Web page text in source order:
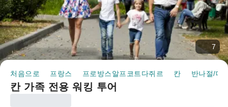
7
처음으로 프랑스 프로방스알프코트다쥐르 칸 반나절/데
칸 가족 전용 워킹 투어